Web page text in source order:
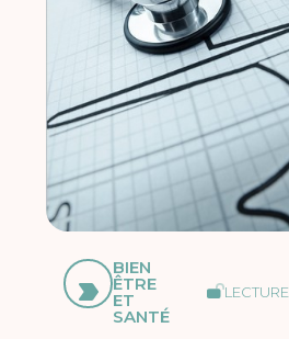
BIEN
ÊTRE
ET
SANTÉ